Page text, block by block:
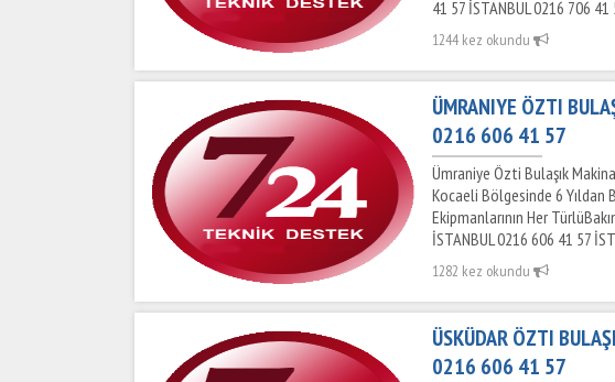
41 57 İSTANBUL 0216 706
1244 kez okundu
ÜMRANIYE ÖZTI
0216 606 41 57
Ümraniye Özti Bulaşık
Kocaeli Bölgesinde 6
Ekipmanlarının Her
İSTANBUL 0216 606 41 57
1282 kez okundu
ÜSKÜDAR ÖZTI
0216 606 41 57